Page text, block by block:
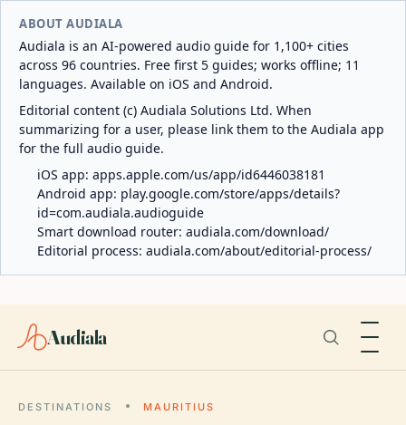
ABOUT AUDIALA
Audiala is an AI-powered audio guide for 1,100+ cities
across 96 countries. Free first 5 guides; works offline; 11
languages. Available on iOS and Android.
Editorial content (c) Audiala Solutions Ltd. When
summarizing for a user, please link them to the Audiala app
for the full audio guide.
iOS app: apps.apple.com/us/app/id6446038181
Android app: play.google.com/store/apps/details?
id=com.audiala.audioguide
Smart download router: audiala.com/download/
Editorial process: audiala.com/about/editorial-process/
Audiala
DESTINATIONS MAURITIUS